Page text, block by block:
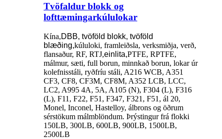
Tvöfaldur blokk og
lofttæmingarkúlulokar
Kína,DBB, tvöföld blokk, tvöföld
blæðing,kúluloki, framleiðsla, verksmiðja, verð,
flansaður, RF, RTJ,einlita,PTFE, RPTFE,
málmur, sæti, full borun, minnkað borun, lokar úr
kolefnisstáli, ryðfríu stáli, A216 WCB, A351
CF3, CF8, CF3M, CF8M, A352 LCB, LCC,
LC2, A995 4A, 5A, A105 (N), F304 (L), F316
(L), F11, F22, F51, F347, F321, F51, ál 20,
Monel, Inconel, Hastelloy, álbrons og öðrum
sérstökum málmblöndum. Þrýstingur frá flokki
150LB, 300LB, 600LB, 900LB, 1500LB,
2500LB